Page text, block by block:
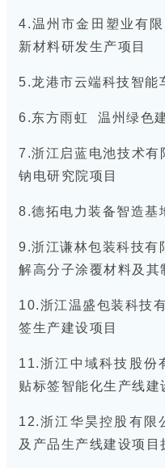
4.温州市金田塑业有
新材料研发生产项目
5.龙港市云端科技智能
6.东方雨虹 温州绿色
7.浙江启蓝电池技术有
钠电研究院项目
8.德拓电力装备智造基
9.浙江谦林包装科技有
解高分子涂覆材料及其
10.浙江温盛包装科技
签生产建设项目
11.浙江中域科技股份
贴标签智能化生产线建
12.浙江华昊控股有限
及产品生产线建设项目